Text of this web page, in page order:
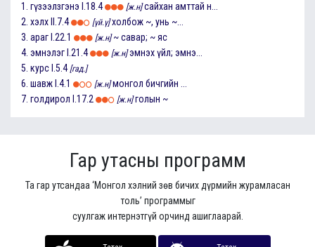
1. гүзээлзгэнэ I.18.4 [ж.н] сайхан амттай н...
2. хэлх II.7.4 [үй.ү] холбож ~, унь ~...
3. араг I.22.1 [ж.н] ~ савар; ~ яс
4. эмнэлэг I.21.4 [ж.н] эмнэх үйл; эмнэ...
5. курс I.5.4 [гад.]
6. шавж I.4.1 [ж.н] монгол бичгийн ...
7. голдирол I.17.2 [ж.н] голын ~
Гар утасны программ
Та гар утсандаа ‘Монгол хэлний зөв бичих дүрмийн журамласан
толь’ программыг
суулгаж интернэтгүй орчинд ашиглаарай.